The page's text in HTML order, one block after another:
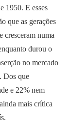
1950. E esses
que as gerações
cresceram numa
durou o
no mercado
Dos que
e 22% nem
mais crítica